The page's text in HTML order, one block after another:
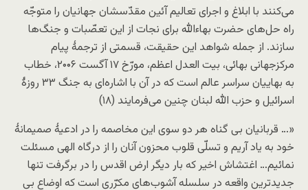
می‌کنند با ابلاغ و اجرای تعالیم آئین مقدّسشان جهانیان را متوجّه
راه حل‌های حضرت بهاءالله برای نجات از این تعصّبات و جنگ‌ها
سازند. از جمله شواهد این حقیقت، قسمتی از ترجمۀ پیام
مرکزجهانی بهائی، بیت العدل اعظم، مورّخ ۱۷ آگست ۲۰۰۶، خطاب
به بهاییان سراسر عالم است که در آن با اشاره‌ای به جنگ ۳۳ روزۀ
اسرائیل و حزب الله لبنان چنین می‌فرمایند (۱۸)
«… قربانیان بی گناه هر دو سوی این مخاصمه را در ادعیۀ صمیمانۀ
خود به یاد آریم و تسلّی قلوب محزون آنان را از درگاه الهی مسئلت
نمائیم… اغتشاش اخیر که بار دیگر ارض اقدس را در برگرفت تنها
جدیدترین واقعه در سلسله آشوب‌های مکرّری است که اوضاع بی